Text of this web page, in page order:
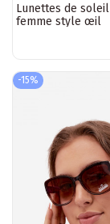
Lunettes de soleil
femme style œil
-15%